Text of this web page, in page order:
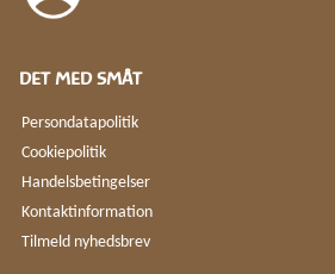
DET MED SMÅT
Persondatapolitik
Cookiepolitik
Handelsbetingelser
Kontaktinformation
Tilmeld nyhedsbrev